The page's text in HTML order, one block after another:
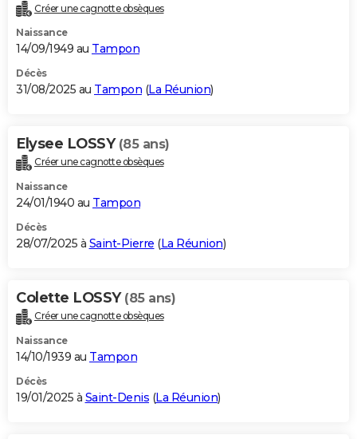
Créer une cagnotte obsèques
Naissance
14/09/1949 au Tampon
Décès
31/08/2025 au Tampon (La Réunion)
Elysee LOSSY (85 ans)
Créer une cagnotte obsèques
Naissance
24/01/1940 au Tampon
Décès
28/07/2025 à Saint-Pierre (La Réunion)
Colette LOSSY (85 ans)
Créer une cagnotte obsèques
Naissance
14/10/1939 au Tampon
Décès
19/01/2025 à Saint-Denis (La Réunion)